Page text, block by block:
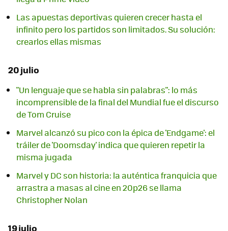
Las apuestas deportivas quieren crecer hasta el
infinito pero los partidos son limitados. Su solución:
crearlos ellas mismas
20 julio
"Un lenguaje que se habla sin palabras": lo más
incomprensible de la final del Mundial fue el discurso
de Tom Cruise
Marvel alcanzó su pico con la épica de 'Endgame': el
tráiler de 'Doomsday' indica que quieren repetir la
misma jugada
Marvel y DC son historia: la auténtica franquicia que
arrastra a masas al cine en 20p26 se llama
Christopher Nolan
19 julio